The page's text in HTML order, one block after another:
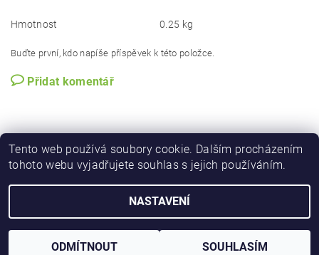
Hmotnost 0.25 kg
Buďte první, kdo napíše příspěvek k této položce.
Přidat komentář
2026 © iforester.cz, všechna práva vyhrazenaUpravit nastavení cookies
Tento web používá soubory cookie. Dalším procházením
tohoto webu vyjadřujete souhlas s jejich používáním.
NASTAVENÍ
ODMÍTNOUT SOUHLASÍM